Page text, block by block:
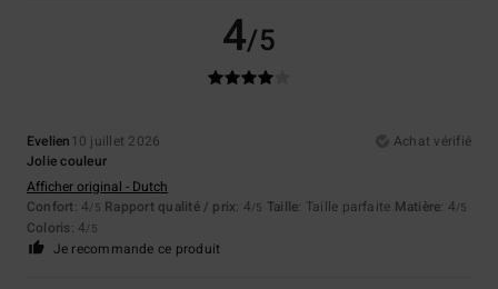
4/5
Evelien 10 juillet 2026
Achat vérifié
Jolie couleur
Afficher original - Dutch
Confort: 4/5 Rapport qualité / prix: 4/5 Taille: Taille parfaite Matière: 4/5
Coloris: 4/5
Je recommande ce produit